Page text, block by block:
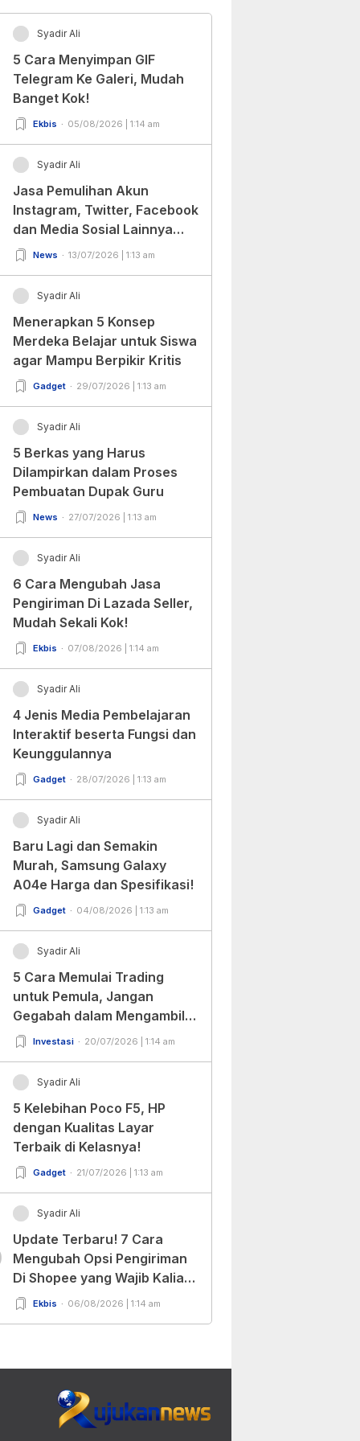
Syadir Ali
5 Cara Menyimpan GIF
Telegram Ke Galeri, Mudah
Banget Kok!
Ekbis 05/08/2026 | 1:14 am
Syadir Ali
Jasa Pemulihan Akun
Instagram, Twitter, Facebook
dan Media Sosial Lainnya
(Update Terbaru 2022)
News 13/07/2026 | 1:13 am
Syadir Ali
Menerapkan 5 Konsep
Merdeka Belajar untuk Siswa
agar Mampu Berpikir Kritis
Gadget 29/07/2026 | 1:13 am
Syadir Ali
5 Berkas yang Harus
Dilampirkan dalam Proses
Pembuatan Dupak Guru
News 27/07/2026 | 1:13 am
Syadir Ali
6 Cara Mengubah Jasa
Pengiriman Di Lazada Seller,
Mudah Sekali Kok!
Ekbis 07/08/2026 | 1:14 am
Syadir Ali
4 Jenis Media Pembelajaran
Interaktif beserta Fungsi dan
Keunggulannya
Gadget 28/07/2026 | 1:13 am
Syadir Ali
Baru Lagi dan Semakin
Murah, Samsung Galaxy
A04e Harga dan Spesifikasi!
Gadget 04/08/2026 | 1:13 am
Syadir Ali
5 Cara Memulai Trading
untuk Pemula, Jangan
Gegabah dalam Mengambil
Keputusan!
Investasi 20/07/2026 | 1:14 am
Syadir Ali
5 Kelebihan Poco F5, HP
dengan Kualitas Layar
Terbaik di Kelasnya!
Gadget 21/07/2026 | 1:13 am
Syadir Ali
Update Terbaru! 7 Cara
Mengubah Opsi Pengiriman
Di Shopee yang Wajib Kalian
Ketahui!
Ekbis 06/08/2026 | 1:14 am